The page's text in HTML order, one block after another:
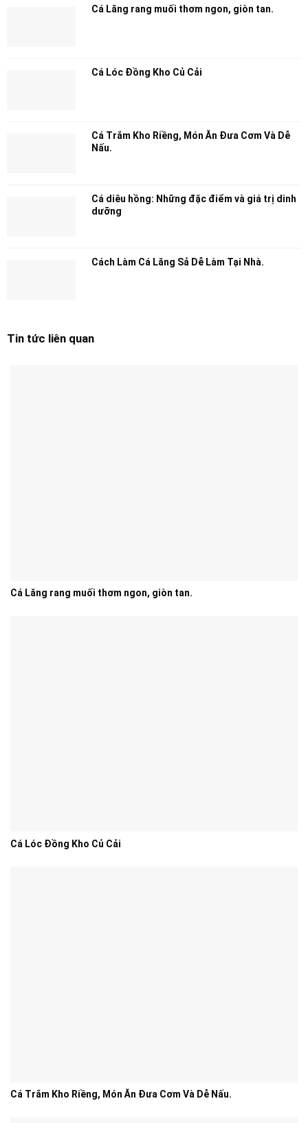
Cá Lăng rang muối thơm ngon, giòn tan.
Cá Lóc Đồng Kho Củ Cải
Cá Trắm Kho Riềng, Món Ăn Đưa Cơm Và Dễ
Nấu.
Cá diêu hồng: Những đặc điểm và giá trị dinh
dưỡng
Cách Làm Cá Lăng Sả Dễ Làm Tại Nhà.
Tin tức liên quan
Cá Lăng rang muối thơm ngon, giòn tan.
Cá Lóc Đồng Kho Củ Cải
Cá Trắm Kho Riềng, Món Ăn Đưa Cơm Và Dễ Nấu.